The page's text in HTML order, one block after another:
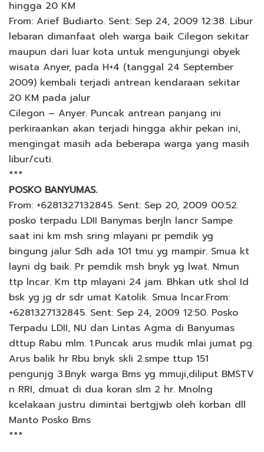
hingga 20 KM
From: Arief Budiarto. Sent: Sep 24, 2009 12:38. Libur
lebaran dimanfaat oleh warga baik Cilegon sekitar
maupun dari luar kota untuk mengunjungi obyek
wisata Anyer, pada H+4 (tanggal 24 September
2009) kembali terjadi antrean kendaraan sekitar
20 KM pada jalur
Cilegon – Anyer. Puncak antrean panjang ini
perkiraankan akan terjadi hingga akhir pekan ini,
mengingat masih ada beberapa warga yang masih
libur/cuti.
***
POSKO BANYUMAS.
From: +6281327132845. Sent: Sep 20, 2009 00:52.
posko terpadu LDII Banymas berjln lancr Sampe
saat ini km msh sring mlayani pr pemdik yg
bingung jalur Sdh ada 101 tmu yg mampir. Smua kt
layni dg baik. Pr pemdik msh bnyk yg lwat. Nmun
ttp lncar. Km ttp mlayani 24 jam. Bhkan utk shol Id
bsk yg jg dr sdr umat Katolik. Smua lncar.From:
+6281327132845. Sent: Sep 24, 2009 12:50. Posko
Terpadu LDII, NU dan Lintas Agma di Banyumas
dttup Rabu mlm. 1.Puncak arus mudik mlai jumat pg.
Arus balik hr Rbu bnyk skli 2.smpe ttup 151
pengunjg 3.Bnyk warga Bms yg mmuji,diliput BMSTV
n RRI, dmuat di dua koran slm 2 hr. Mnolng
kcelakaan justru dimintai bertgjwb oleh korban dll
Manto Posko Bms
***